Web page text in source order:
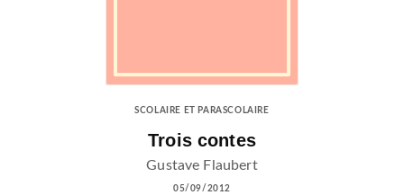
SCOLAIRE ET PARASCOLAIRE
Trois contes
Gustave Flaubert
05/09/2012